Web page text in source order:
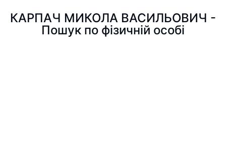
КАРПАЧ МИКОЛА ВАСИЛЬОВИЧ -
Пошук по фізичній особі